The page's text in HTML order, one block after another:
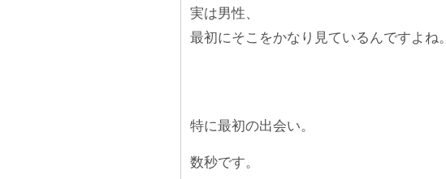
実は男性、
最初にそこをかなり見ているんですよね。
特に最初の出会い。
数秒です。